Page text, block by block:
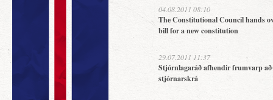
04.08.2011 08:10
The Constitutional Council hands
bill for a new constitution
29.07.2011 11:37
Stjórnlagaráð afhendir frumvarp
stjórnarskrá